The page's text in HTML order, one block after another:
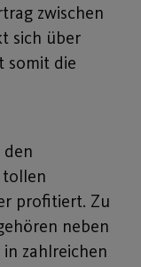
zwischen
sich über
somit die
den
tollen
profitiert. Zu
neben
zahlreichen